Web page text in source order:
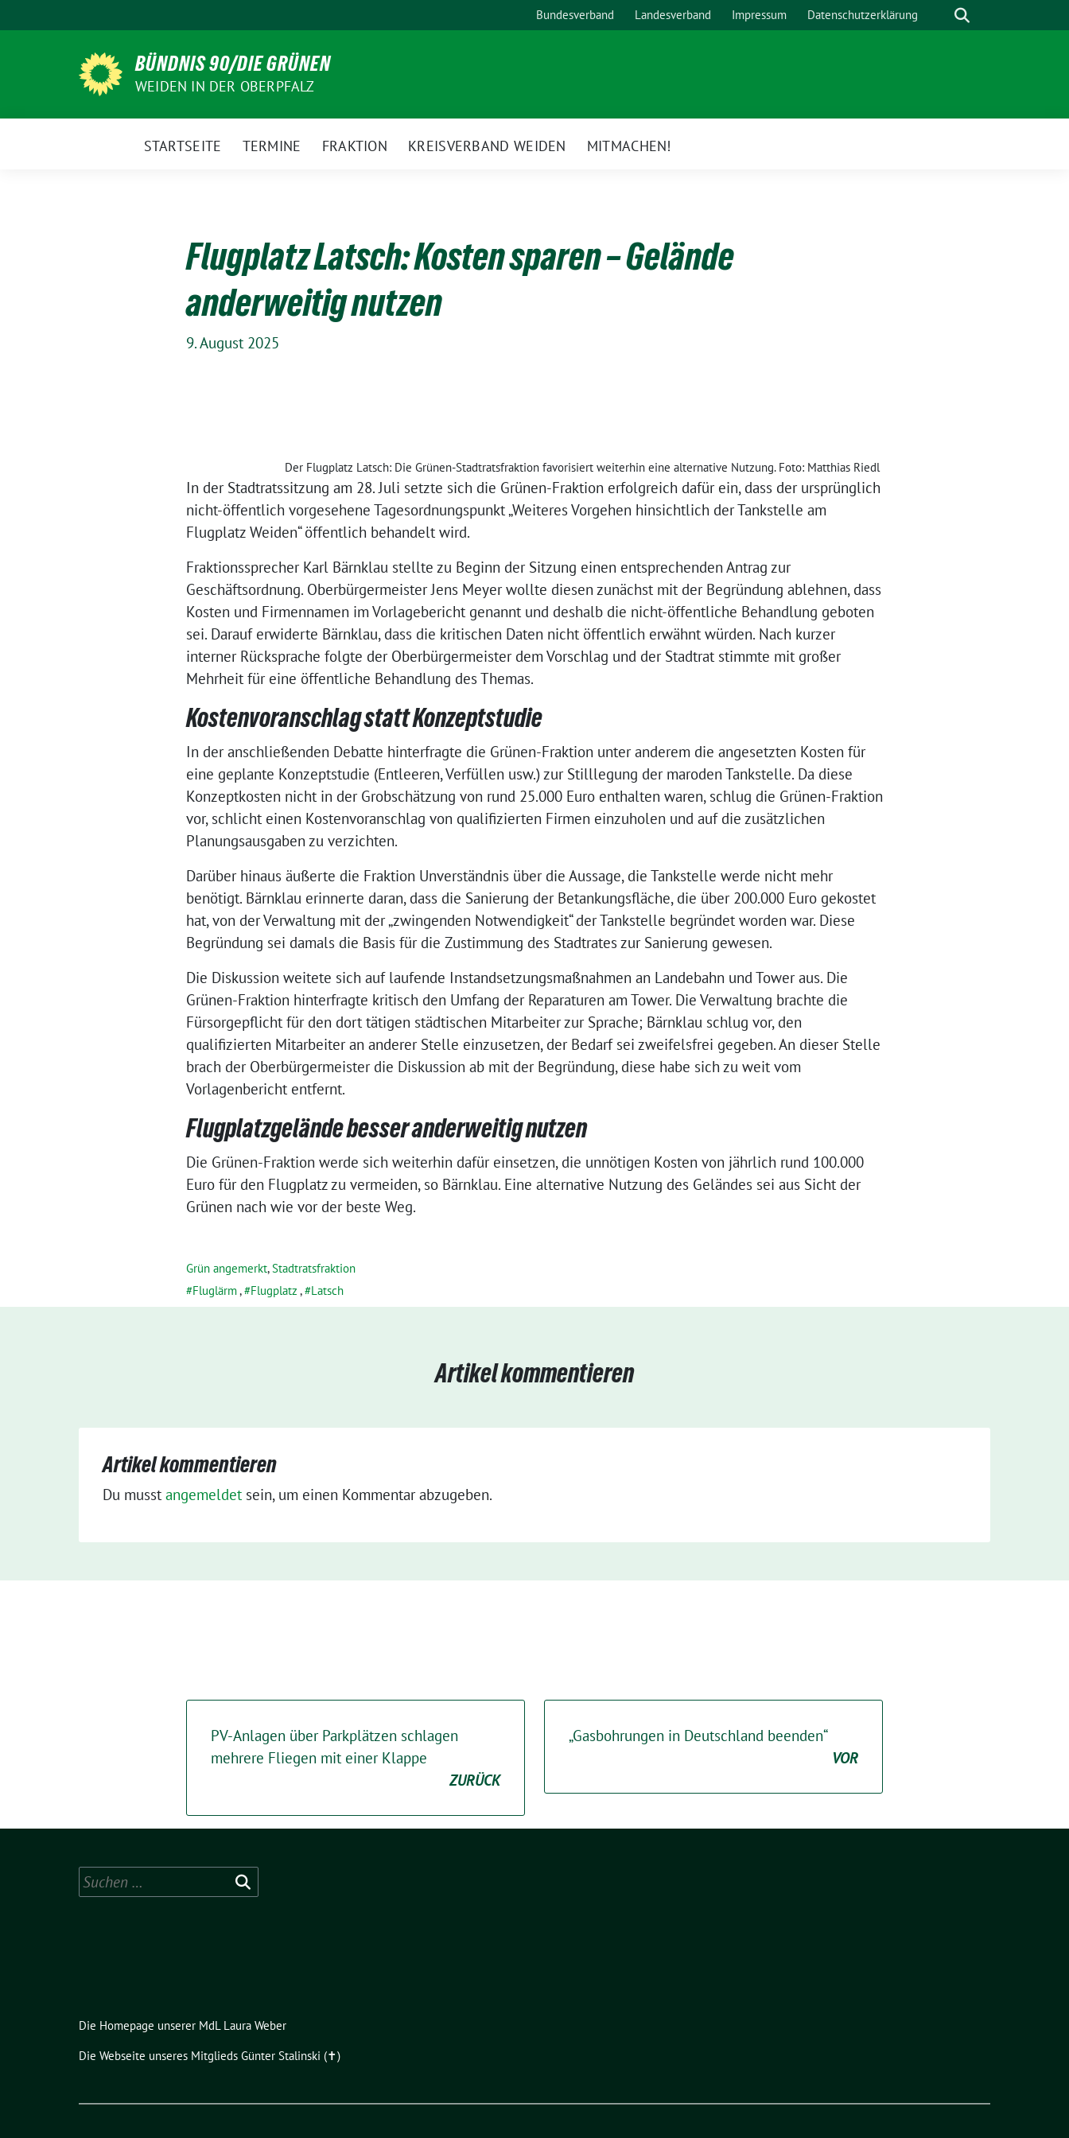
zum
Bundesverband Landesverband Impressum Datenschutzerklärung Suche
BÜNDNIS 90/DIE GRÜNEN
WEIDEN IN DER OBERPFALZ
STARTSEITE TERMINE FRAKTION KREISVERBAND WEIDEN MITMACHEN!
Flugplatz Latsch: Kosten sparen – Gelände
anderweitig nutzen
9. August 2025
Der Flugplatz Latsch: Die Grünen-Stadtratsfraktion favorisiert weiterhin eine alternative Nutzung. Foto: Matthias Riedl
In der Stadtratssitzung am 28. Juli setzte sich die Grünen-Fraktion erfolgreich dafür ein, dass der ursprünglich
nicht-öffentlich vorgesehene Tagesordnungspunkt „Weiteres Vorgehen hinsichtlich der Tankstelle am
Flugplatz Weiden“ öffentlich behandelt wird.
Fraktionssprecher Karl Bärnklau stellte zu Beginn der Sitzung einen entsprechenden Antrag zur
Geschäftsordnung. Oberbürgermeister Jens Meyer wollte diesen zunächst mit der Begründung ablehnen, dass
Kosten und Firmennamen im Vorlagebericht genannt und deshalb die nicht-öffentliche Behandlung geboten
sei. Darauf erwiderte Bärnklau, dass die kritischen Daten nicht öffentlich erwähnt würden. Nach kurzer
interner Rücksprache folgte der Oberbürgermeister dem Vorschlag und der Stadtrat stimmte mit großer
Mehrheit für eine öffentliche Behandlung des Themas.
Kostenvoranschlag statt Konzeptstudie
In der anschließenden Debatte hinterfragte die Grünen-Fraktion unter anderem die angesetzten Kosten für
eine geplante Konzeptstudie (Entleeren, Verfüllen usw.) zur Stilllegung der maroden Tankstelle. Da diese
Konzeptkosten nicht in der Grobschätzung von rund 25.000 Euro enthalten waren, schlug die Grünen-Fraktion
vor, schlicht einen Kostenvoranschlag von qualifizierten Firmen einzuholen und auf die zusätzlichen
Planungsausgaben zu verzichten.
Darüber hinaus äußerte die Fraktion Unverständnis über die Aussage, die Tankstelle werde nicht mehr
benötigt. Bärnklau erinnerte daran, dass die Sanierung der Betankungsfläche, die über 200.000 Euro gekostet
hat, von der Verwaltung mit der „zwingenden Notwendigkeit“ der Tankstelle begründet worden war. Diese
Begründung sei damals die Basis für die Zustimmung des Stadtrates zur Sanierung gewesen.
Die Diskussion weitete sich auf laufende Instandsetzungsmaßnahmen an Landebahn und Tower aus. Die
Grünen-Fraktion hinterfragte kritisch den Umfang der Reparaturen am Tower. Die Verwaltung brachte die
Fürsorgepflicht für den dort tätigen städtischen Mitarbeiter zur Sprache; Bärnklau schlug vor, den
qualifizierten Mitarbeiter an anderer Stelle einzusetzen, der Bedarf sei zweifelsfrei gegeben. An dieser Stelle
brach der Oberbürgermeister die Diskussion ab mit der Begründung, diese habe sich zu weit vom
Vorlagenbericht entfernt.
Flugplatzgelände besser anderweitig nutzen
Die Grünen-Fraktion werde sich weiterhin dafür einsetzen, die unnötigen Kosten von jährlich rund 100.000
Euro für den Flugplatz zu vermeiden, so Bärnklau. Eine alternative Nutzung des Geländes sei aus Sicht der
Grünen nach wie vor der beste Weg.
Grün angemerkt,Stadtratsfraktion
Fluglärm, Flugplatz , Latsch
Artikel kommentieren
Artikel kommentieren
Du musst angemeldet sein, um einen Kommentar abzugeben.
PV-Anlagen über Parkplätzen schlagen
mehrere Fliegen mit einer Klappe
ZURÜCK
„Gasbohrungen in Deutschland beenden“
VOR
Suchen
nach:
Die Homepage unserer MdL Laura Weber
Die Webseite unseres Mitglieds Günter Stalinski (✝︎)